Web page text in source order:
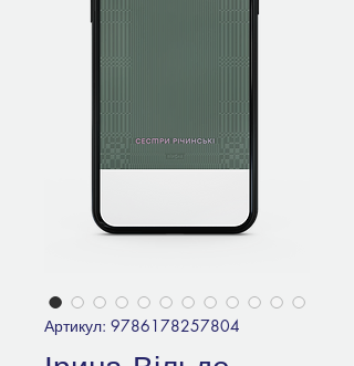
Артикул: 9786178257804